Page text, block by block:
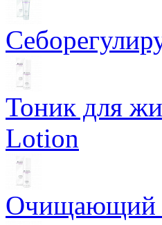
Тоник для
Lotion
Очищающий